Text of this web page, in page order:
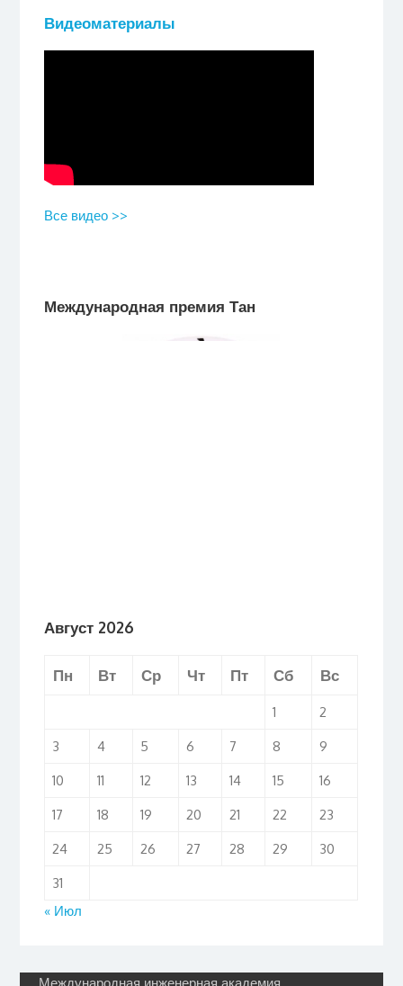
Видеоматериалы
Все видео >>
Международная премия Тан
Август 2026
Пн Вт Ср Чт Пт Сб Вс
1
2
3
4 5 6 7 8
9
10
11 12 13 14 15
16
17
18 19 20 21 22
23
24
25 26 27 28 29
30
31
« Июл